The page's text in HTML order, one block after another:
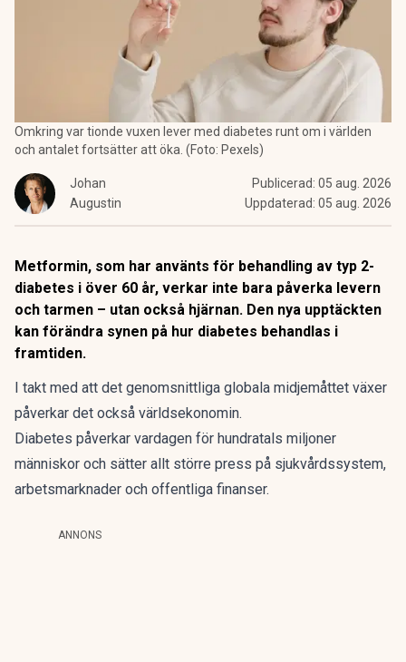
Omkring var tionde vuxen lever med diabetes runt om i världen
och antalet fortsätter att öka. (Foto: Pexels)
Johan
Augustin
Publicerad: 05 aug. 2026
Uppdaterad: 05 aug. 2026
Metformin, som har använts för behandling av typ 2-
diabetes i över 60 år, verkar inte bara påverka levern
och tarmen – utan också hjärnan. Den nya upptäckten
kan förändra synen på hur diabetes behandlas i
framtiden.
I takt med att det genomsnittliga globala midjemåttet växer
påverkar det också världsekonomin.
Diabetes påverkar vardagen för hundratals miljoner
människor och sätter allt större press på sjukvårdssystem,
arbetsmarknader och offentliga finanser.
ANNONS